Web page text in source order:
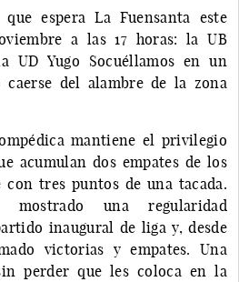
espera La Fuensanta este
a las 17 horas: la UB
UD Yugo Socuéllamos en un
del alambre de la zona
mantiene el privilegio
acumulan dos empates de los
con tres puntos de una tacada.
mostrado una regularidad
inaugural de liga y, desde
victorias y empates. Una
perder que les coloca en la